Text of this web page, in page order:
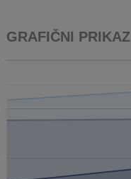
GRAFIČNI PRIKAZ